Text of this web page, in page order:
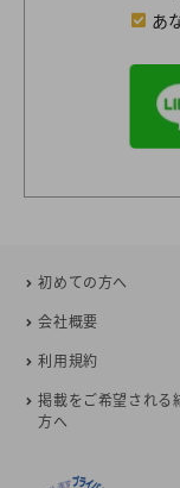
あ
初めての方へ
会社概要
利用規約
掲載をご希望される
方へ